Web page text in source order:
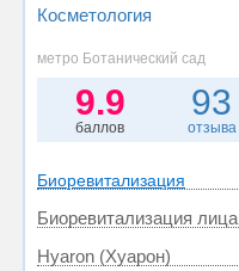
Косметология
метро Ботанический сад
9.9
баллов
93
отзыва
Биоревитализация
Биоревитализация лица
Hyaron (Хуарон)